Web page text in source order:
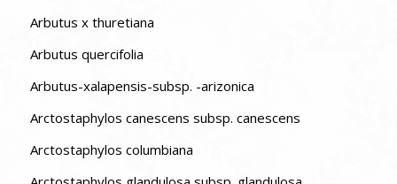
Arbutus x thuretiana
Arbutus quercifolia
Arbutus-xalapensis-subsp. -arizonica
Arctostaphylos canescens subsp. canescens
Arctostaphylos columbiana